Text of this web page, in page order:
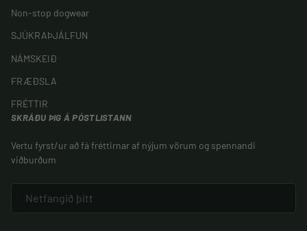
Non-stop dogwear
SJÚKRAÞJÁLFUN
NÁMSKEIÐ
FRÆÐSLA
FRÉTTIR
SKRÁÐU ÞIG Á PÓSTLISTANN
Vertu fyrst/ur að fá fréttirnar af nýjum vörum og spennandi
viðburðum